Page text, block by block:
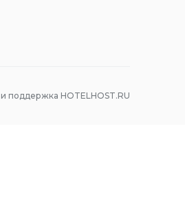
поддержка HOTELHOST.RU